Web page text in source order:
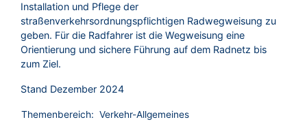
Installation und Pflege der
straßenverkehrsordnungspflichtigen Radwegweisung zu
geben. Für die Radfahrer ist die Wegweisung eine
Orientierung und sichere Führung auf dem Radnetz bis
zum Ziel.
Stand Dezember 2024
Themenbereich: Verkehr-Allgemeines